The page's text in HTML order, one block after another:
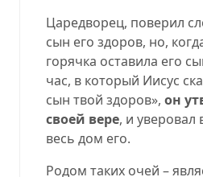
Царедворец, поверил
сын его здоров, но,
горячка оставила его
час, в который Иисус
сын твой здоров», он
своей вере, и уверовал
весь дом его.
Родом таких очей –